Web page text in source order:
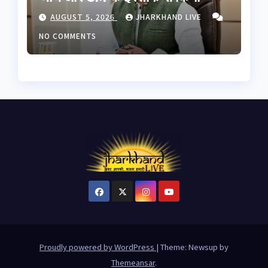
इनकार, छात्रों से बातचीत को बनेगी
हाई लेवल कमेटी
AUGUST 5, 2026
JHARKHAND LIVE
NO COMMENTS
Proudly powered by WordPress | Theme: Newsup by
Themeansar.